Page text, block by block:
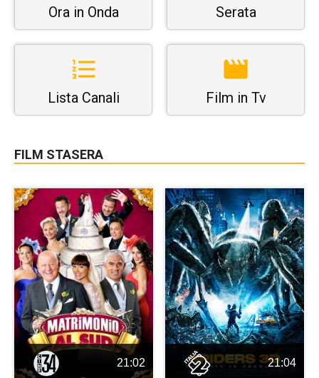
Ora in Onda Serata
Lista Canali Film in Tv
FILM STASERA
21:02 21:04